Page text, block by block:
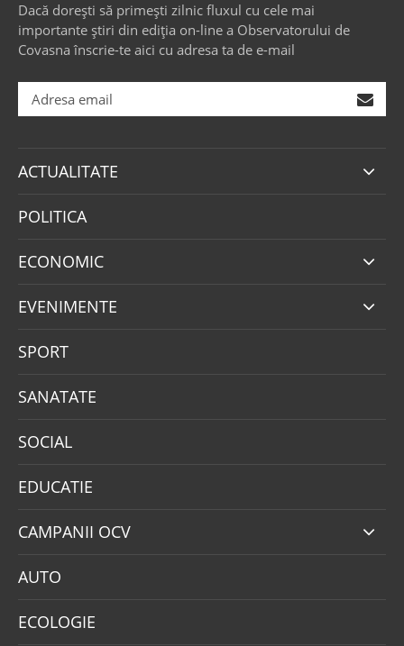
Dacă dorești să primești zilnic fluxul cu cele mai
importante știri din ediția on-line a Observatorului de
Covasna înscrie-te aici cu adresa ta de e-mail
ACTUALITATE
POLITICA
ECONOMIC
EVENIMENTE
SPORT
SANATATE
SOCIAL
EDUCATIE
CAMPANII OCV
AUTO
ECOLOGIE